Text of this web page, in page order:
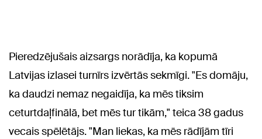
Pieredzējušais aizsargs norādīja, ka kopumā
Latvijas izlasei turnīrs izvērtās sekmīgi. "Es domāju,
ka daudzi nemaz negaidīja, ka mēs tiksim
ceturtdaļfinālā, bet mēs tur tikām," teica 38 gadus
vecais spēlētājs. "Man liekas, ka mēs rādījām tīri